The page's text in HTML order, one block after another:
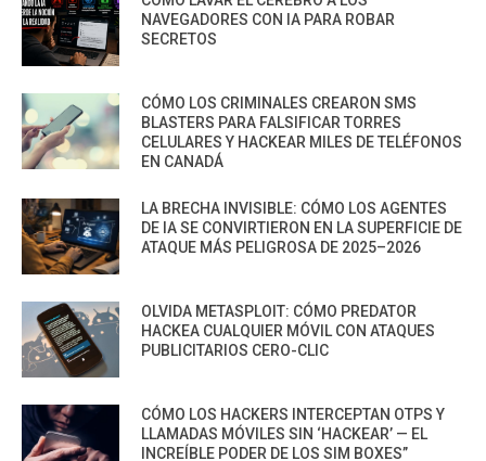
NAVEGADORES CON IA PARA ROBAR
SECRETOS
CÓMO LOS CRIMINALES CREARON SMS
BLASTERS PARA FALSIFICAR TORRES
CELULARES Y HACKEAR MILES DE TELÉFONOS
EN CANADÁ
LA BRECHA INVISIBLE: CÓMO LOS AGENTES
DE IA SE CONVIRTIERON EN LA SUPERFICIE DE
ATAQUE MÁS PELIGROSA DE 2025–2026
OLVIDA METASPLOIT: CÓMO PREDATOR
HACKEA CUALQUIER MÓVIL CON ATAQUES
PUBLICITARIOS CERO-CLIC
CÓMO LOS HACKERS INTERCEPTAN OTPS Y
LLAMADAS MÓVILES SIN ‘HACKEAR’ — EL
INCREÍBLE PODER DE LOS SIM BOXES”